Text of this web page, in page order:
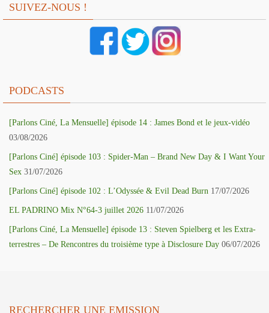
SUIVEZ-NOUS !
PODCASTS
[Parlons Ciné, La Mensuelle] épisode 14 : James Bond et le jeux-vidéo
03/08/2026
[Parlons Ciné] épisode 103 : Spider-Man – Brand New Day & I Want Your
Sex 31/07/2026
[Parlons Ciné] épisode 102 : L’Odyssée & Evil Dead Burn 17/07/2026
EL PADRINO Mix N°64-3 juillet 2026 11/07/2026
[Parlons Ciné, La Mensuelle] épisode 13 : Steven Spielberg et les Extra-
terrestres – De Rencontres du troisième type à Disclosure Day 06/07/2026
RECHERCHER UNE EMISSION